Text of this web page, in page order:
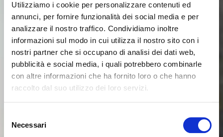
Utilizziamo i cookie per personalizzare contenuti ed
annunci, per fornire funzionalità dei social media e per
analizzare il nostro traffico. Condividiamo inoltre
informazioni sul modo in cui utilizza il nostro sito con i
nostri partner che si occupano di analisi dei dati web,
pubblicità e social media, i quali potrebbero combinarle
con altre informazioni che ha fornito loro o che hanno
raccolto dal suo utilizzo dei loro servizi.
delNecessari
da un altro Paese